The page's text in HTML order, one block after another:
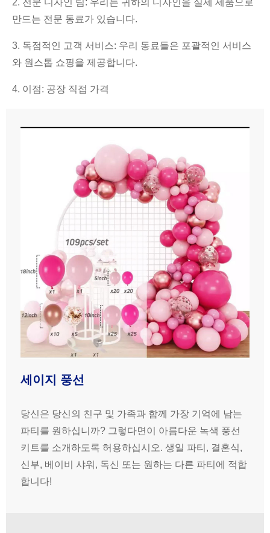
만드는 전문 동료가 있습니다.
3. 독점적인 고객 서비스: 우리 동료들은 포괄적인 서비스
와 원스톱 쇼핑을 제공합니다.
4. 이점: 공장 직접 가격
세이지 풍선
당신은 당신의 친구 및 가족과 함께 가장 기억에 남는
파티를 원하십니까? 그렇다면이 아름다운 녹색 풍선
키트를 소개하도록 허용하십시오. 생일 파티, 결혼식,
신부, 베이비 샤워, 독신 또는 원하는 다른 파티에 적합
합니다!